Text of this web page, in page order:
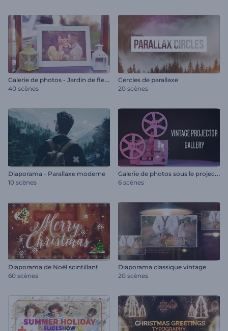
G
alerie de photos - Jardin de fleurs
40 scènes
Cercles de parallaxe
20 scènes
Diaporama - Parallaxe moderne
10 scènes
G
alerie de photos sous le projecteur vintage
6 scènes
Diaporama de Noël scintillant
60 scènes
Diaporama classique vintage
20 scènes